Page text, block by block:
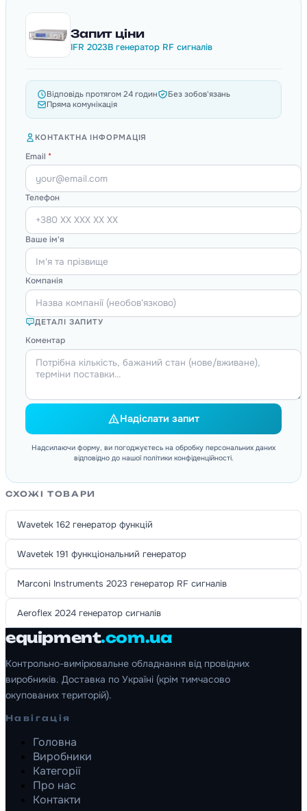
Запит ціни
IFR 2023B генератор RF сигналів
Відповідь протягом 24 годин
Без зобов'язань
Пряма комунікація
КОНТАКТНА ІНФОРМАЦІЯ
Email *
Телефон
Ваше ім'я
Компанія
ДЕТАЛІ ЗАПИТУ
Коментар
Надіслати запит
Надсилаючи форму, ви погоджуєтесь на обробку персональних даних
відповідно до нашої політики конфіденційності.
СХОЖІ ТОВАРИ
Wavetek 162 генератор функцій
Wavetek 191 функціональний генератор
Marconi Instruments 2023 генератор RF сигналів
Aeroflex 2024 генератор сигналів
equipment.com.ua
Контрольно-вимірювальне обладнання від провідних
виробників. Доставка по Україні (крім тимчасово
окупованих територій).
Навігація
Головна
Виробники
Категорії
Про нас
Контакти